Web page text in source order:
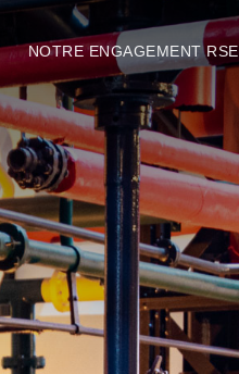
NOTRE ENGAGEMENT RSE